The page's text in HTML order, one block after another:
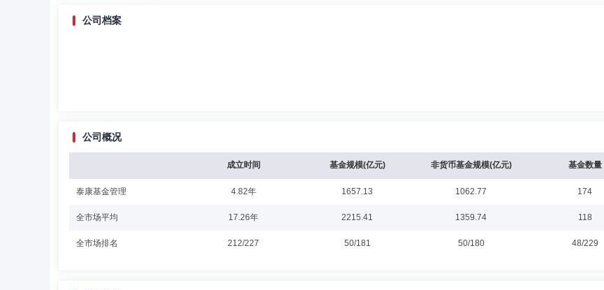
公司档案
公司概况
成立时间 基金规模(亿元) 非货币基金规模(亿元) 基金数量
泰康基金管理 4.82年 1657.13 1062.77 174
全市场平均 17.26年 2215.41 1359.74 118
全市场排名 212/227 50/181 50/180 48/229